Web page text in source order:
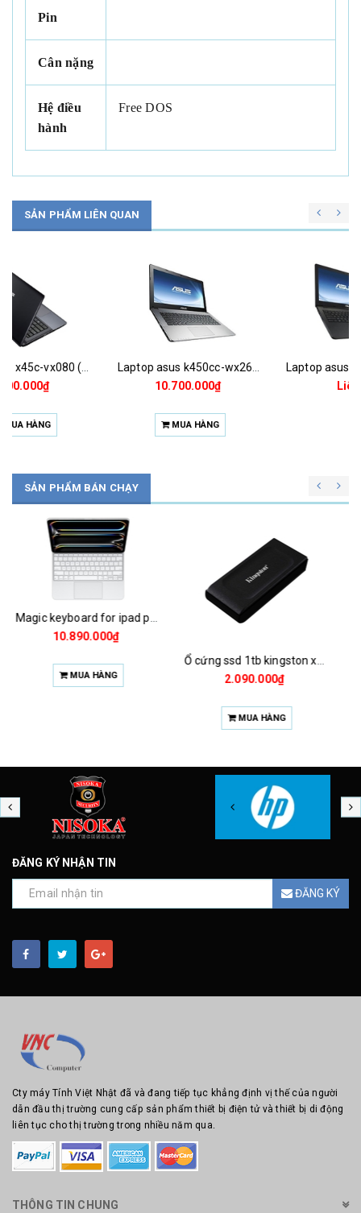
Pin
Cân nặng
Hệ điều
hành
Free DOS
SẢN PHẨM LIÊN QUAN
Laptop asus k450cc-wx263d
Laptop asus x550cc-xo072d
SẢN PHẨM BÁN CHẠY
2.090.000₫
MUA HÀNG
ĐĂNG KÝ NHẬN TIN
ĐĂNG KÝ
Cty máy Tính Việt Nhật đã và đang tiếp tục khẳng định vị thế của người
dẫn đầu thị trường cung cấp sản phẩm thiết bị điện tử và thiết bị di động
liên tục cho thị trường trong nhiều năm qua.
THÔNG TIN CHUNG